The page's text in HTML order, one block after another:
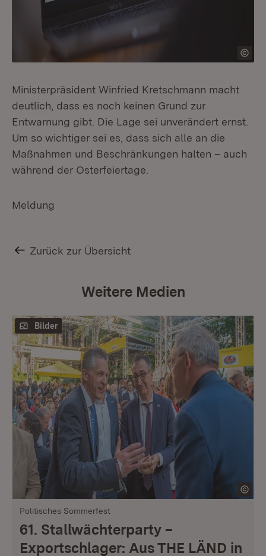
Ministerpräsident Winfried Kretschmann macht
deutlich, dass es noch keinen Grund zur
Entwarnung gibt. Die Lage sei unverändert ernst.
Um so wichtiger sei es, dass sich alle an die
Maßnahmen und Beschränkungen halten – auch
während der Osterfeiertage.
Meldung
Zurück zur Übersicht
Weitere Medien
Bilder
Politisches Sommerfest
61. Stallwächterparty –
Exportschlager: Aus THE LÄND in